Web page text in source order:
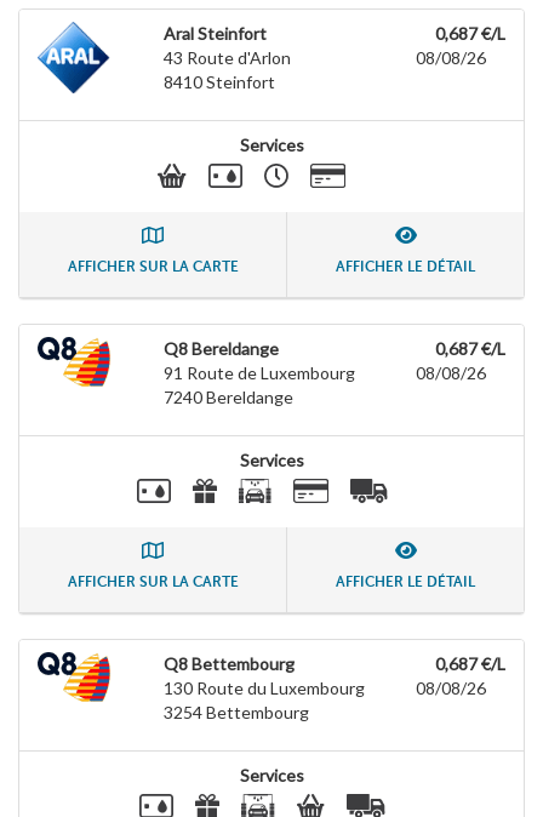
Aral Steinfort
43 Route d'Arlon
8410Steinfort
0,687 €/L
08/08/26
Services
AFFICHER SUR LA CARTE AFFICHER LE DÉTAIL
Q8 Bereldange
91 Route de Luxembourg
7240Bereldange
0,687 €/L
08/08/26
Services
AFFICHER SUR LA CARTE AFFICHER LE DÉTAIL
Q8 Bettembourg
130 Route du Luxembourg
3254Bettembourg
0,687 €/L
08/08/26
Services